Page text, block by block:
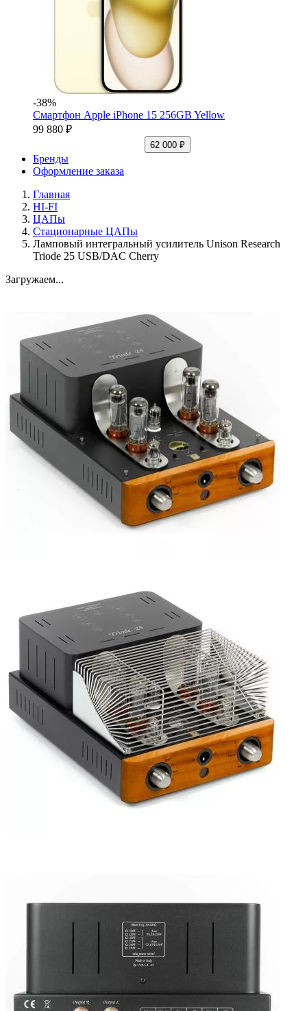
-38%
Смартфон Apple iPhone 15 256GB Yellow
99 880 ₽
62 000 ₽
Бренды
Оформление заказа
Главная
HI-FI
ЦАПы
Стационарные ЦАПы
Ламповый интегральный усилитель Unison Research
Triode 25 USB/DAC Cherry
Загружаем...